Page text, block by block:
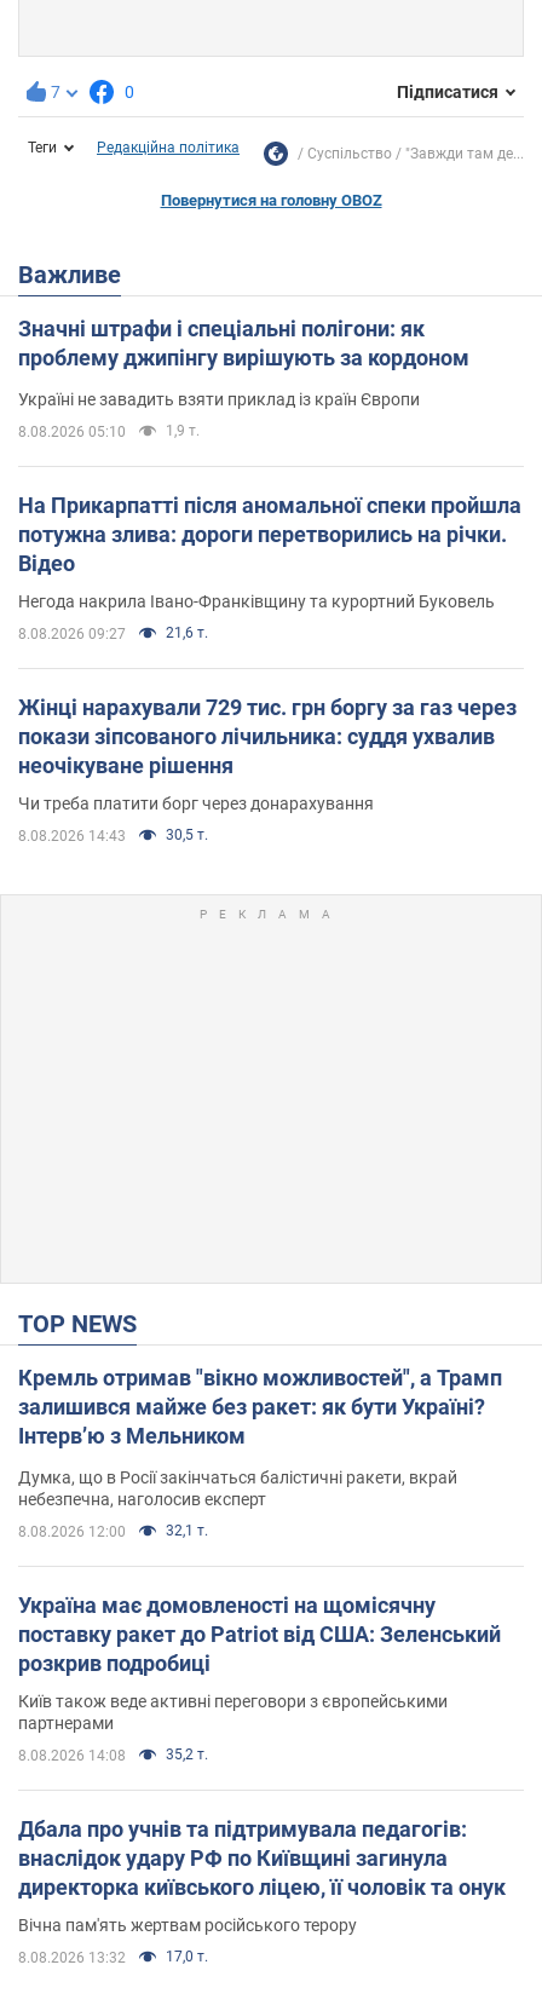
7 0 Підписатися
Теги Редакційна політика Суспільство "Завжди там де...
Повернутися на головну OBOZ
Важливе
Значні штрафи і спеціальні полігони: як
проблему джипінгу вирішують за кордоном
Україні не завадить взяти приклад із країн Європи
8.08.2026 05:10 1,9 т.
На Прикарпатті після аномальної спеки пройшла
потужна злива: дороги перетворились на річки.
Відео
Негода накрила Івано-Франківщину та курортний Буковель
8.08.2026 09:27 21,6 т.
Жінці нарахували 729 тис. грн боргу за газ через
покази зіпсованого лічильника: суддя ухвалив
неочікуване рішення
Чи треба платити борг через донарахування
8.08.2026 14:43 30,5 т.
TOP NEWS
Кремль отримав "вікно можливостей", а Трамп
залишився майже без ракет: як бути Україні?
Інтерв’ю з Мельником
Думка, що в Росії закінчаться балістичні ракети, вкрай
небезпечна, наголосив експерт
8.08.2026 12:00 32,1 т.
Україна має домовленості на щомісячну
поставку ракет до Patriot від США: Зеленський
розкрив подробиці
Київ також веде активні переговори з європейськими
партнерами
8.08.2026 14:08 35,2 т.
Дбала про учнів та підтримувала педагогів:
внаслідок удару РФ по Київщині загинула
директорка київського ліцею, її чоловік та онук
Вічна пам'ять жертвам російського терору
8.08.2026 13:32 17,0 т.